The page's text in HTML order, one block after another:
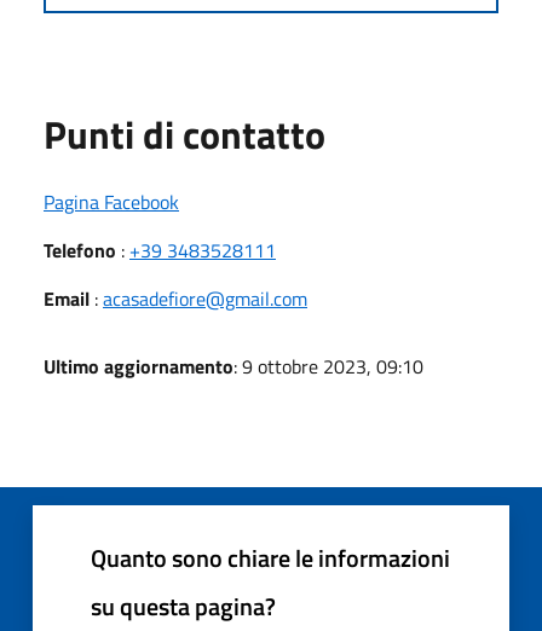
Punti di contatto
Pagina Facebook
Telefono : +39 3483528111
Email :acasadefiore@gmail.com
Ultimo aggiornamento: 9 ottobre 2023, 09:10
Quanto sono chiare le informazioni
su questa pagina?